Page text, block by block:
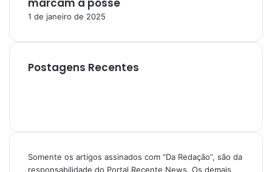
marcam a posse
1 de janeiro de 2025
Postagens Recentes
Somente os artigos assinados com “Da Redação”, são da
responsabilidade do Portal Recente News. Os demais